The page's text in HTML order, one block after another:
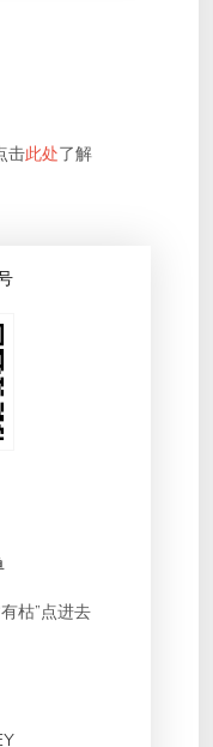
击此处了解
枯”点进去